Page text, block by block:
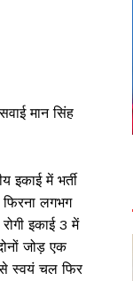
मान सिंह
इकाई में भर्ती
लगभग
इकाई 3 में
जोड़ एक
स्वयं चल फिर